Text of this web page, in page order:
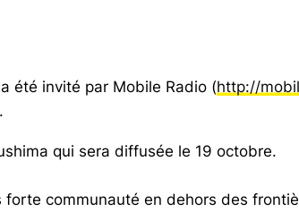
été invité par Mobile Radio (http://
qui sera diffusée le 19 octobre.
communauté en dehors des